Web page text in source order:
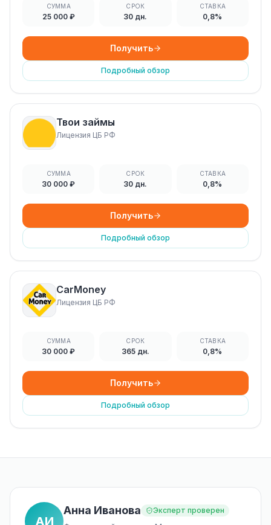
СУММА
25 000 ₽
СРОК
30 дн.
СТАВКА
0,8%
Получить
Подробный обзор
Твои займы
Лицензия ЦБ РФ
СУММА
30 000 ₽
СРОК
30 дн.
СТАВКА
0,8%
Получить
Подробный обзор
CarMoney
Лицензия ЦБ РФ
СУММА
30 000 ₽
СРОК
365 дн.
СТАВКА
0,8%
Получить
Подробный обзор
АИ
Анна Иванова Эксперт проверен